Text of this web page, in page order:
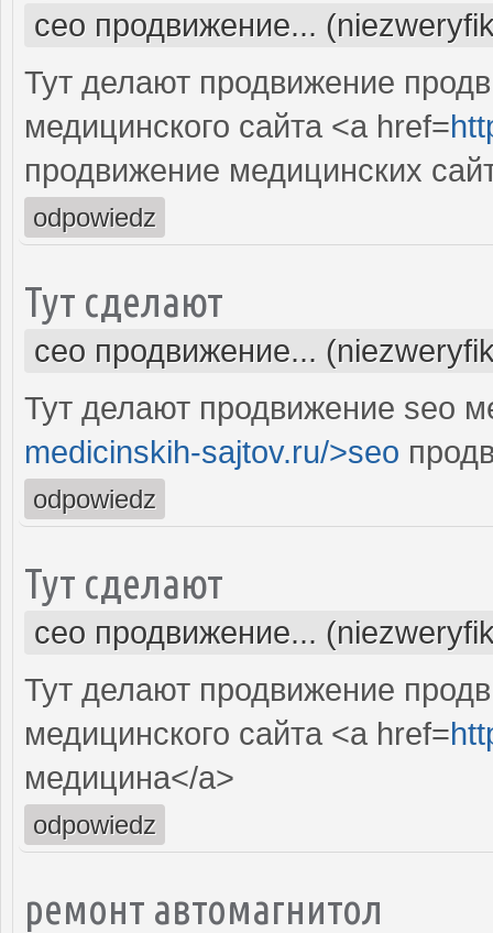
сео продвижение...
Тут делают продвижение
медицинского сайта <a href=
продвижение медицинских
odpowiedz
Тут сделают
сео продвижение...
Тут делают продвижение seo
medicinskih-sajtov.ru/>seo
odpowiedz
Тут сделают
сео продвижение...
Тут делают продвижение
медицинского сайта <a href=
медицина</a>
odpowiedz
ремонт автомагнитол